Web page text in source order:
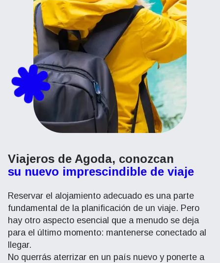
Viajeros de Agoda, conozcan
su nuevo imprescindible de viaje
Reservar el alojamiento adecuado es una parte
fundamental de la planificación de un viaje. Pero
hay otro aspecto esencial que a menudo se deja
para el último momento: mantenerse conectado al
llegar.
No querrás aterrizar en un país nuevo y ponerte a